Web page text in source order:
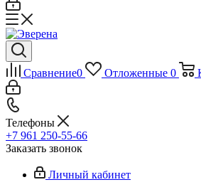
Сравнение0 Отложенные 0
Телефоны
+7 961 250-55-66
Заказать звонок
Личный кабинет